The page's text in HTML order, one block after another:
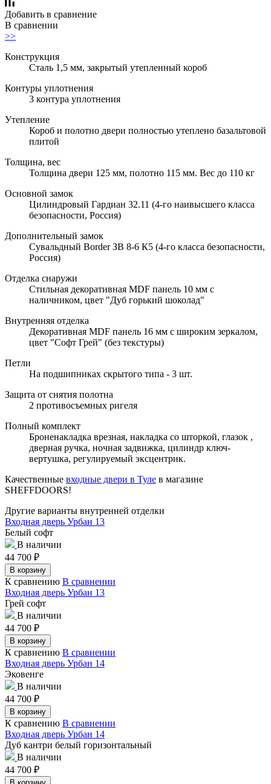
Добавить в сравнение
В сравнении
>>
Конструкция
Сталь 1,5 мм, закрытый утепленный короб
Контуры уплотнения
3 контура уплотнения
Утепление
Короб и полотно двери полностью утеплено базальтовой
плитой
Толщина, вес
Толщина двери 125 мм, полотно 115 мм. Вес до 110 кг
Основной замок
Цилиндровый Гардиан 32.11 (4-го наивысшего класса
безопасности, Россия)
Дополнительный замок
Сувальдный Border ЗВ 8-6 К5 (4-го класса безопасности,
Россия)
Отделка снаружи
Стильная декоративная MDF панель 10 мм с
наличником, цвет "Дуб горький шоколад"
Внутренняя отделка
Декоративная MDF панель 16 мм с широким зеркалом,
цвет "Софт Грей" (без текстуры)
Петли
На подшипниках скрытого типа - 3 шт.
Защита от снятия полотна
2 противосъемных ригеля
Полный комплект
Броненакладка врезная, накладка со шторкой, глазок ,
дверная ручка, ночная задвижка, цилиндр ключ-
вертушка, регулируемый эксцентрик.
Качественные входные двери в Туле в магазине
SHEFFDOORS!
Другие варианты внутренней отделки
Входная дверь Урбан 13
Белый софт
В наличии
44 700 ₽
В корзину
К сравнению В сравнении
Входная дверь Урбан 13
Грей софт
В наличии
44 700 ₽
В корзину
К сравнению В сравнении
Входная дверь Урбан 14
Эковенге
В наличии
44 700 ₽
В корзину
К сравнению В сравнении
Входная дверь Урбан 14
Дуб кантри белый горизонтальный
В наличии
44 700 ₽